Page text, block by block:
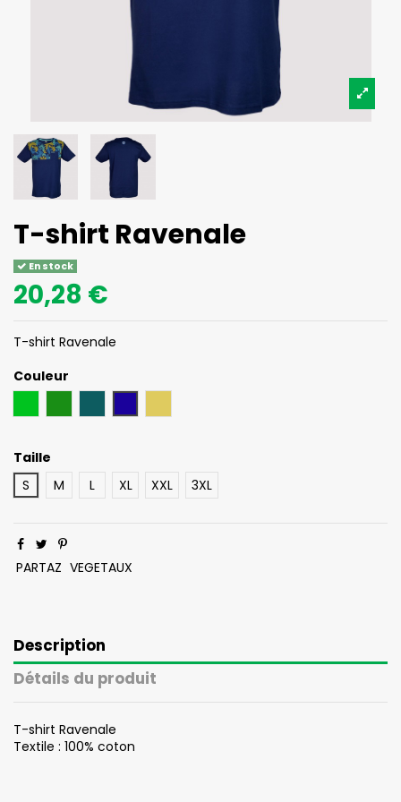
T-shirt Ravenale
En stock
20,28 €
T-shirt Ravenale
Couleur
Taille
S
M L XL XXL 3XL
PARTAZ VEGETAUX
Description
Détails du produit
T-shirt Ravenale
Textile : 100% coton